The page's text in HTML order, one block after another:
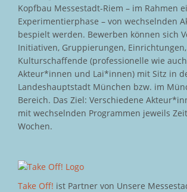
Kopfbau Messestadt-Riem – im Rahmen
Experimentierphase – von wechselnden
bespielt werden. Bewerben können sich
Initiativen, Gruppierungen, Einrichtungen,
Kulturschaffende (professionelle wie
Akteur*innen und Lai*innen) mit Sitz in
Landeshauptstadt München bzw. im
Bereich. Das Ziel: Verschiedene
mit wechselnden Programmen jeweils
Wochen.
Take Off! ist Partner von Unsere